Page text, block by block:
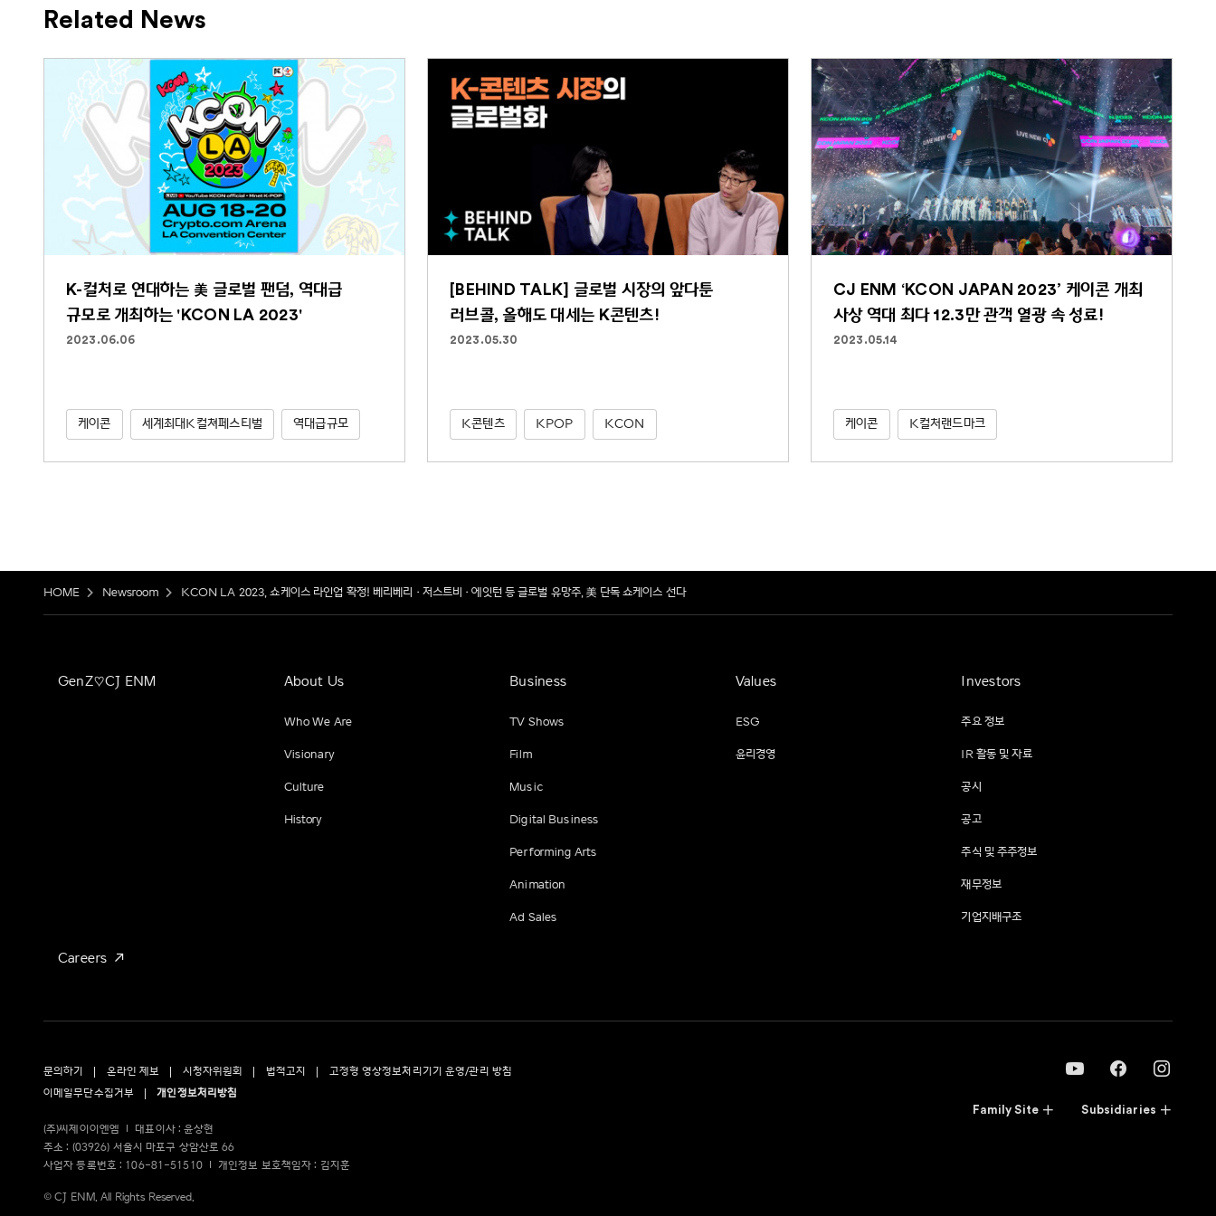
Related News
K-컬처로 연대하는 美 글로벌 팬덤, 역대급
규모로 개최하는 'KCON LA 2023'
2023.06.06
케이콘 세계최대K컬쳐페스티벌 역대급규모
[BEHIND TALK] 글로벌 시장의 앞다툰
러브콜, 올해도 대세는 K콘텐츠!
2023.05.30
K콘텐츠 KPOP KCON
CJ ENM ‘KCON JAPAN 2023’ 케이콘 개최
사상 역대 최다 12.3만 관객 열광 속 성료!
2023.05.14
케이콘 K컬처랜드마크
HOME Newsroom KCON LA 2023, 쇼케이스 라인업 확정! 베리베리·저스트비·에잇턴 등 글로벌 유망주, 美 단독 쇼케이스 선다
GenZ♡CJ ENM About Us
Who We Are
Visionary
Culture
History
Business
TV Shows
Film
Music
Digital Business
Performing Arts
Animation
Ad Sales
Values
ESG
윤리경영
Investors
주요 정보
IR 활동 및 자료
공시
공고
주식 및 주주정보
재무정보
기업지배구조
Careers
문의하기 온라인 제보 시청자위원회 법적고지
고정형 영상정보처리기기 운영/관리 방침
이메일무단수집거부
개인정보처리방침
Family Site Subsidiaries
(주)씨제이이엔엠
대표이사 : 윤상현
주소 : (03926) 서울시 마포구 상암산로 66
사업자 등록번호 : 106-81-51510
개인정보 보호책임자 : 김지훈
© CJ ENM. All Rights Reserved.